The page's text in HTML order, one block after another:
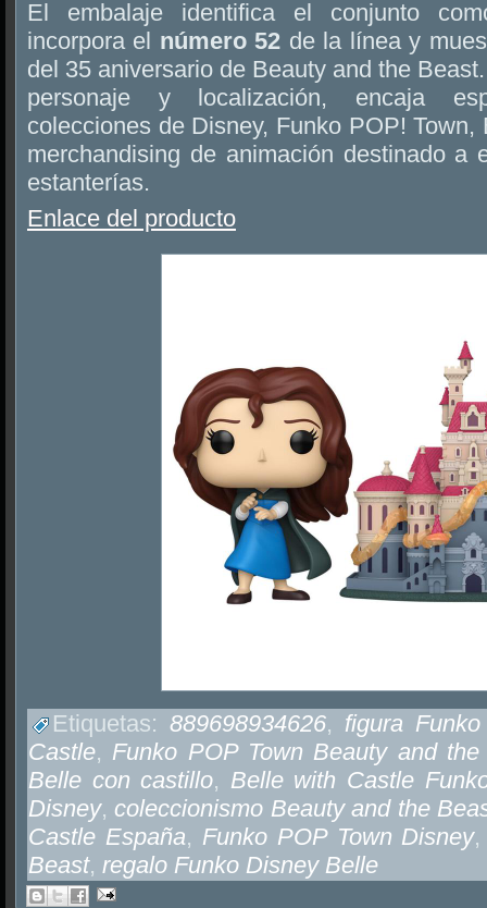
El embalaje identifica el conjunto
incorpora el número 52 de la línea y
del 35 aniversario de Beauty and the
personaje y localización, encaja
colecciones de Disney, Funko POP!
merchandising de animación destinado a
estanterías.
Enlace del producto
Etiquetas:889698934626, figura
Castle, Funko POP Town Beauty and
Belle con castillo, Belle with Castle
Disney, coleccionismo Beauty and the
Castle España, Funko POP Town Disney
Beast, regalo Funko Disney Belle